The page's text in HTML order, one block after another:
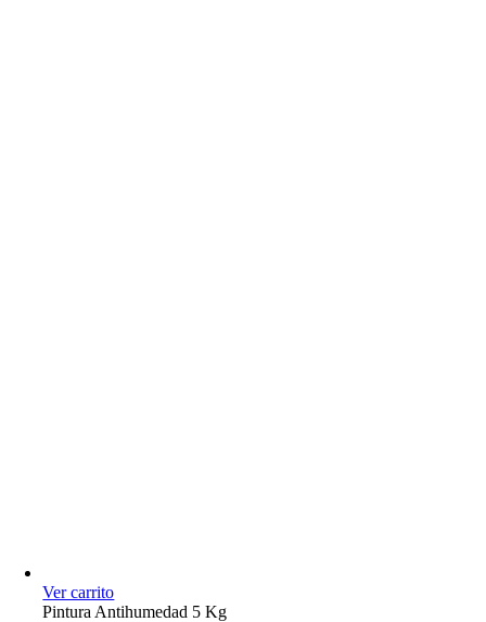
Ver carrito
Pintura Antihumedad 5 Kg